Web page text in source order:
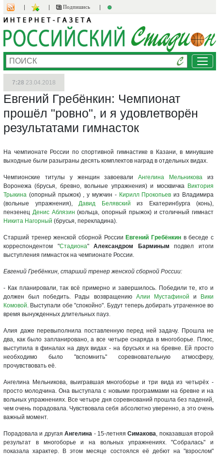
Подпишись
7:28 23.04.2018
Евгений Гребёнкин: Чемпионат
прошёл "ровно", и я удовлетворён
результатами гимнасток
На чемпионате России по спортивной гимнастике в Казани, в минувшие
выходные были разыграны десять комплектов наград в отдельных видах.
Чемпионские титулы у женщин завоевалиАнгелина Мельникова из
Воронежа (брусья, бревно, вольные упражнения) и москвичка Виктория
Трыкина (опорный прыжок) , у мужчин - Кирилл Прокопьев из Владимира
(вольные упражнения), Давид Белявский из Екатеринбурга (конь),
пензенец Денис Аблязин (кольца, опорный прыжок) и столичный гимнаст
Никита Нагорный (брусья, перекладина).
Старший тренер женской сборной России Евгений Гребёнкин в беседе с
корреспондентом "Стадиона"Александром Барминымподвел итоги
выступления гимнасток на чемпионате России.
Евгений Гребёнкин, старший тренер женской сборной России:
- Как планировали, так всё примерно и завершилось. Победили те, кто и
должен был победить. Рады возвращению Алии Мустафиной и
Вики
Комовой. Выступали обе "спокойно". Будут теперь добирать утраченное во
время вынужденных длительных пауз.
Алия даже перевыполнила поставленную перед ней задачу. Прошла не
два, как было запланировано, а все четыре снаряда в многоборье. Плюс,
выступила в финалах на двух видах - на брусьях и на бревне. Ей просто
необходимо было "вспомнить" соревновательную атмосферу,
прочувствовать её.
Ангелина Мельникова, выигравшая многоборье и три вида из четырёх -
просто молодчина. Она выступала с новыми программами на бревне и на
вольных упражнениях. Все четыре дня соревнований прошла без падений,
чем очень порадовала. Чувствовала себя абсолютно уверенно, а это очень
важный момент.
Порадовала и другаяАнгелина - 15-летняяСимакова, показавшая второй
результат в многоборье и на вольных упражнениях. "Собралась" и
показала характер. В этом месяце состоялся её дебют на "взрослом"